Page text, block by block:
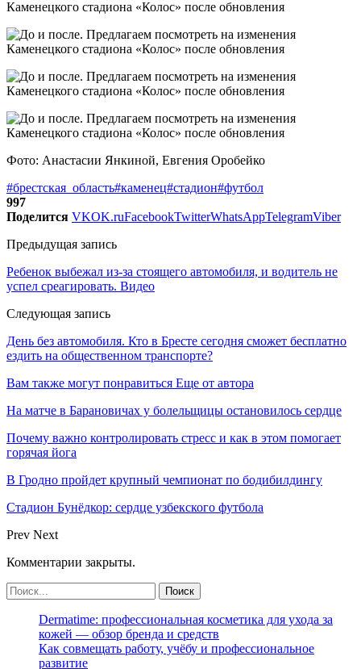
Фото: Анастасии Янкиной, Евгения Оробейко
#брестская_область#каменец#стадион#футбол
997
Поделится VKOK.ruFacebookTwitterWhatsAppTelegramViber
Предыдущая запись
Ребенок выбежал из-за стоящего автомобиля, и водитель не
успел среагировать. Видео
Следующая запись
День без автомобиля. Кто в Бресте сегодня сможет бесплатно
ездить на общественном транспорте?
Вам также могут понравиться Еще от автора
На матче в Барановичах у болельщицы остановилось сердце
Почему важно контролировать стресс и как в этом помогает
горячая йога
В Гродно пройдет крупный чемпионат по бодибилдингу
Стадион Бунёдкор: сердце узбекского футбола
Prev Next
Комментарии закрыты.
Dermatime: профессиональная косметика для ухода за
кожей — обзор бренда и средств
Как совмещать работу, учёбу и профессиональное
развитие